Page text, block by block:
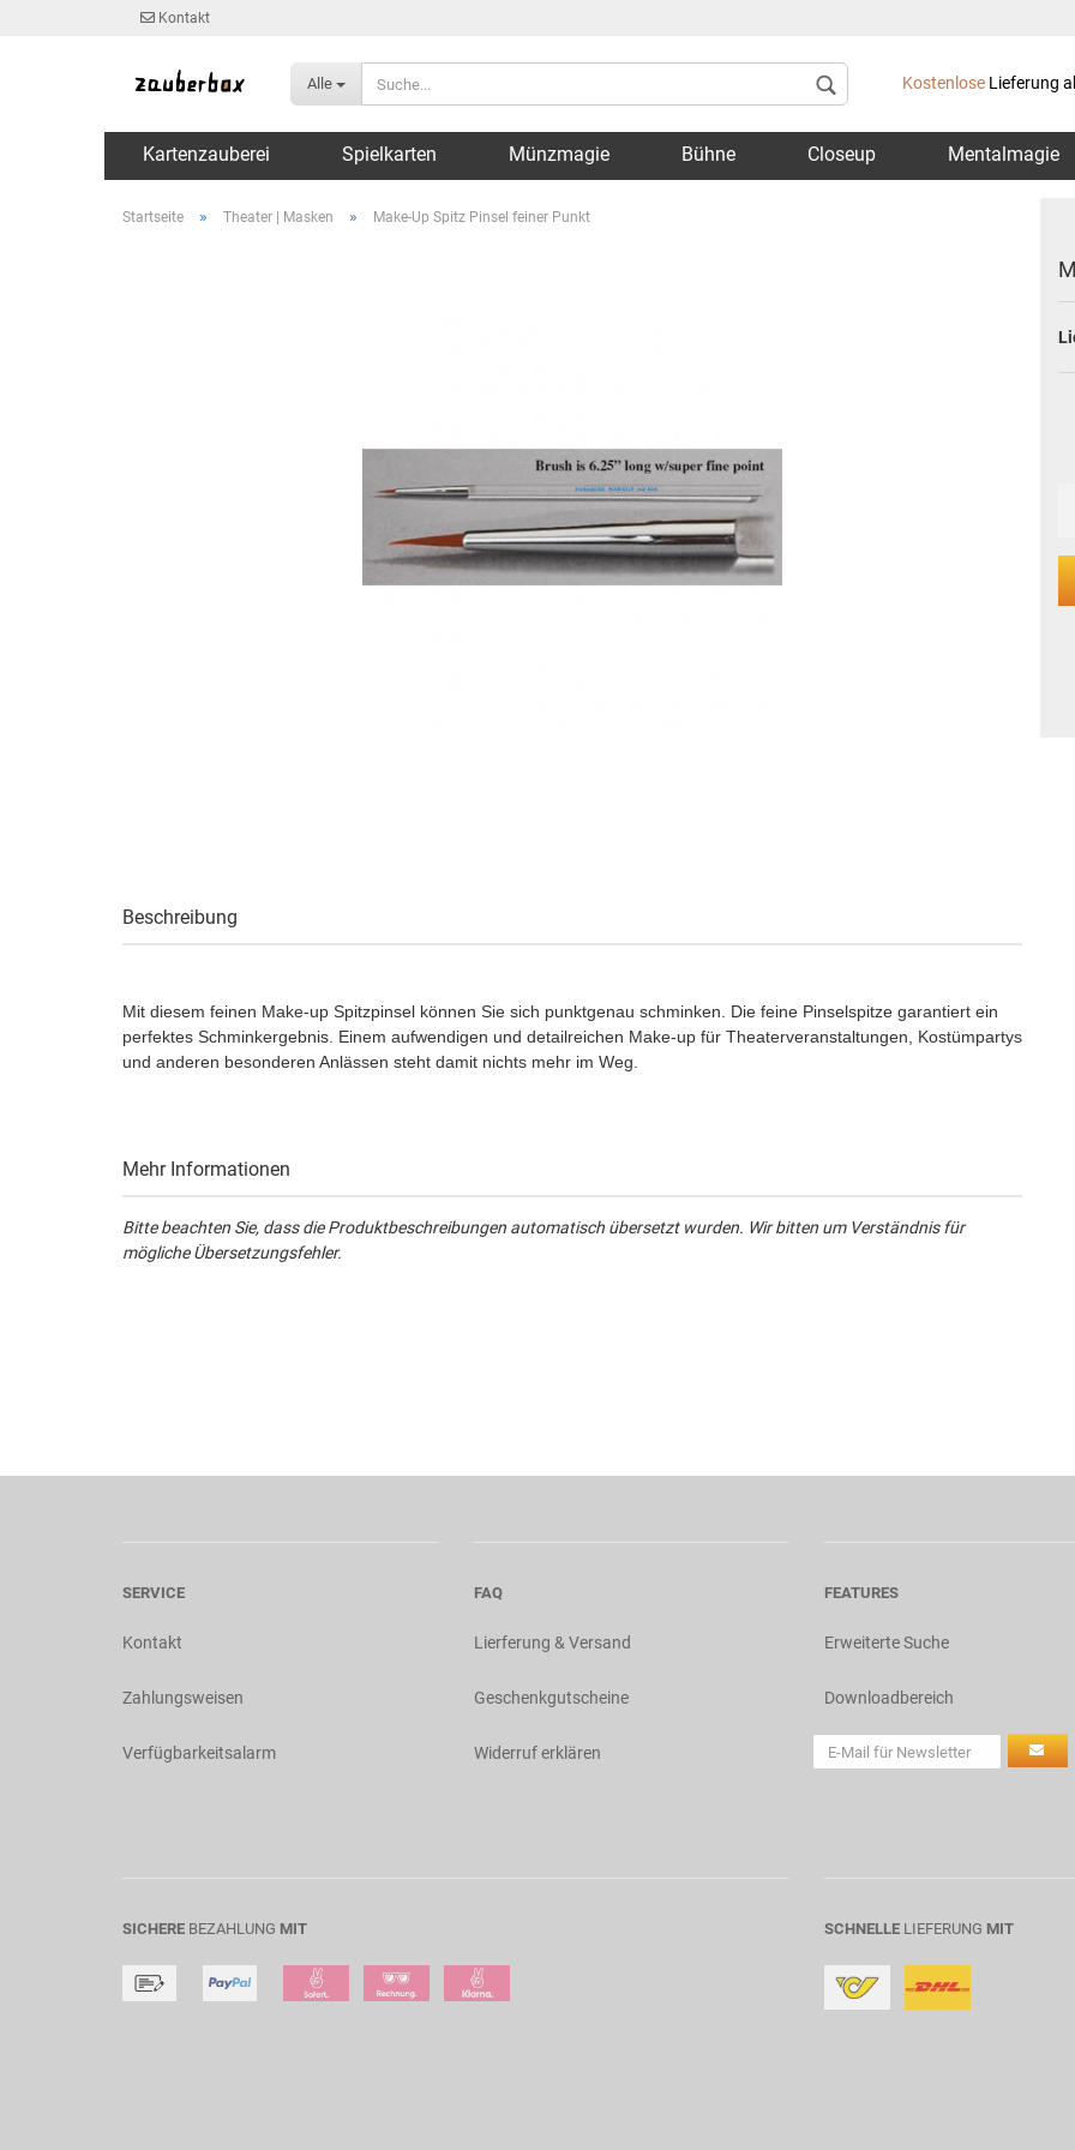
Kontakt
Lieferland
Alle Kostenlose Lieferung
Kartenzauberei Spielkarten Münzmagie Bühne Closeup Mentalmagie
Startseite » Theater | Masken » Make-Up Spitz Pinsel feiner Punkt
Beschreibung
Mit diesem feinen Make-up Spitzpinsel können Sie sich punktgenau schminken. Die feine Pinselspitze garantiert ein
perfektes Schminkergebnis. Einem aufwendigen und detailreichen Make-up für Theaterveranstaltungen, Kostümpartys
und anderen besonderen Anlässen steht damit nichts mehr im Weg.
Mehr Informationen
Bitte beachten Sie, dass die Produktbeschreibungen automatisch übersetzt wurden. Wir bitten um Verständnis für
mögliche Übersetzungsfehler.
SERVICE
Kontakt
Zahlungsweisen
Verfügbarkeitsalarm
FAQ
Lierferung & Versand
Geschenkgutscheine
Widerruf erklären
FEATURES
Erweiterte Suche
Downloadbereich
SICHERE BEZAHLUNG MIT SCHNELLE LIEFERUNG MIT